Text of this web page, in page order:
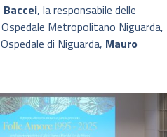
Baccei, la responsabile delle
Metropolitano Niguarda,
di Niguarda, Mauro